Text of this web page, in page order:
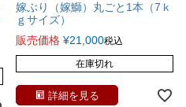
嫁ぶり（嫁鰤）丸ごと1本（7ｋ
ｇサイズ）
販売価格 ¥21,000税込
在庫切れ
詳細を見る